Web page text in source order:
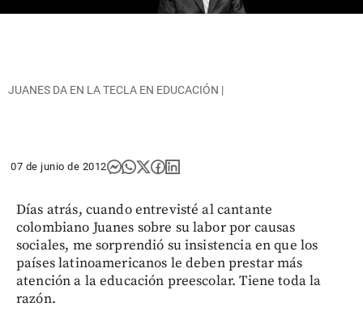
JUANES DA EN LA TECLA EN EDUCACIÓN |
07 de junio de 2012
Días atrás, cuando entrevisté al cantante
colombiano Juanes sobre su labor por causas
sociales, me sorprendió su insistencia en que los
países latinoamericanos le deben prestar más
atención a la educación preescolar. Tiene toda la
razón.